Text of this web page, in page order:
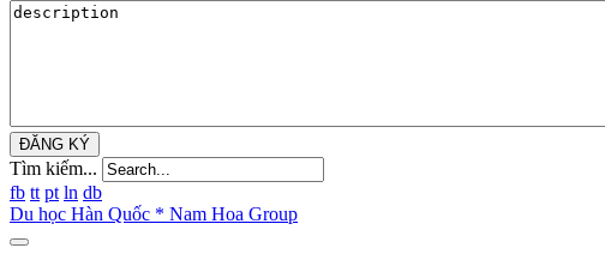
ĐĂNG KÝ
Tìm kiếm...
fb tt pt ln db
Du học Hàn Quốc * Nam Hoa Group